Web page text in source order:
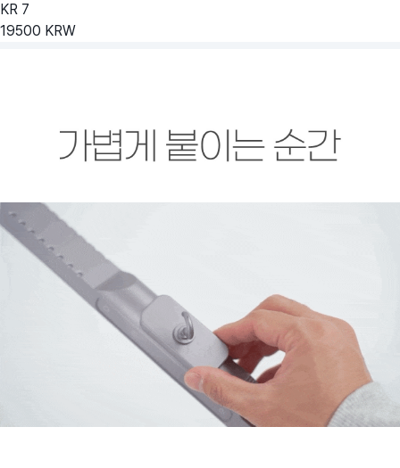
KR 7
19500 KRW